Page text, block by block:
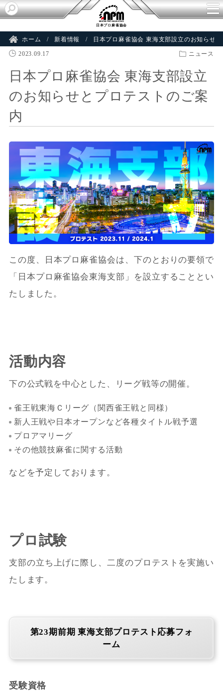
日本プロ麻雀協会
ホーム 新着情報 日本プロ麻雀協会 東海支部設立のお知らせ
2023.09.17 ニュース
日本プロ麻雀協会 東海支部設立
のお知らせとプロテストのご案
内
この度、日本プロ麻雀協会は、下のとおりの要領で
「日本プロ麻雀協会東海支部」を設立することとい
たしました。
活動内容
下の公式戦を中心とした、リーグ戦等の開催。
雀王戦東海Ｃリーグ（関西雀王戦と同様）
新人王戦や日本オープンなど各種タイトル戦予選
プロアマリーグ
その他競技麻雀に関する活動
などを予定しております。
プロ試験
支部の立ち上げに際し、二度のプロテストを実施い
たします。
第23期前期 東海支部プロテスト応募フォ
ーム
受験資格